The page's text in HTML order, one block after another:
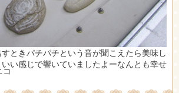
ときパチパチという音が聞こえたら美味し
い感じで響いていましたよーなんとも幸せ